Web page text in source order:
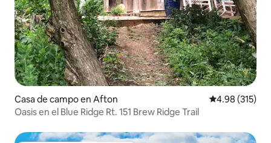
Casa de campo en Afton Calificación
4.98 (315)
Oasis en el Blue Ridge Rt. 151 Brew Ridge Trail